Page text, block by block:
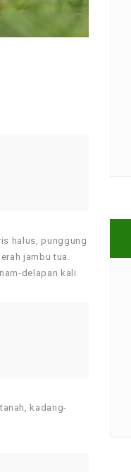
halus, punggung
jambu tua.
delapan kali.
kadang-